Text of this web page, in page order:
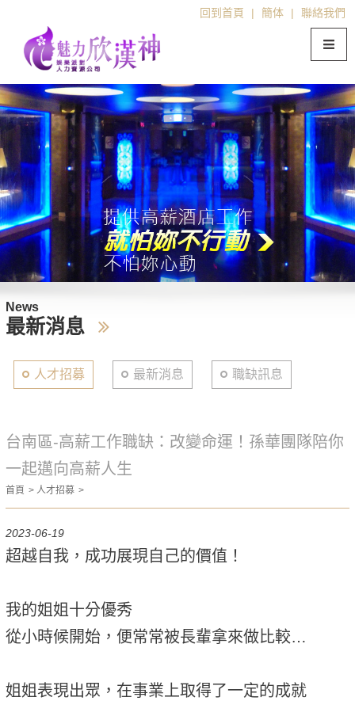
回到首頁 | 簡体 | 聯絡我們
News
最新消息
人才招募 最新消息 職缺訊息
台南區-高薪工作職缺：改變命運！孫華團隊陪你
一起邁向高薪人生
首頁 人才招募
2023-06-19
超越自我，成功展現自己的價值！
我的姐姐十分優秀
從小時候開始，便常常被長輩拿來做比較…
姐姐表現出眾，在事業上取得了一定的成就